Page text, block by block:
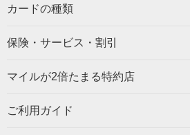
カードの種類
保険・サービス・割引
マイルが2倍たまる特約店
ご利用ガイド